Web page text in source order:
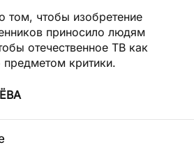
том, чтобы изобретение
приносило людям
отечественное ТВ как
критики.